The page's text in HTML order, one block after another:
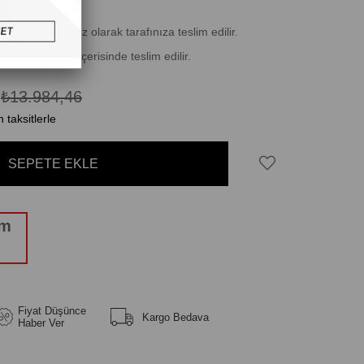
ücretsiz olarak tarafınıza teslim edilir.
ile 10 iş günü içerisinde teslim edilir.
₺13.984,46
taksitlerle
Fiyat Düşünce
Haber Ver
Kargo Bedava